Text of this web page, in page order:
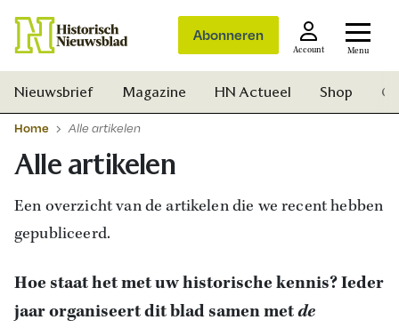
Abonneren
Account Menu
Nieuwsbrief Magazine HN Actueel Shop
Home Alle artikelen
Alle artikelen
Een overzicht van de artikelen die we recent hebben
gepubliceerd.
Hoe staat het met uw historische kennis? Ieder
jaar organiseert dit blad samen metde